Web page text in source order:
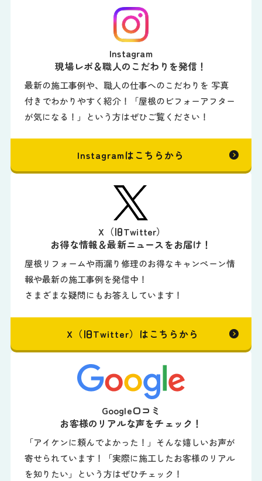
Instagram
現場レポ＆職人のこだわりを発信！
最新の施工事例や、職人の仕事へのこだわりを 写真
付きでわかりやすく紹介！「屋根のビフォーアフター
が気になる！」という方はぜひご覧ください！
Instagramはこちらから
X（旧Twitter）
お得な情報＆最新ニュースをお届け！
屋根リフォームや雨漏り修理のお得なキャンペーン情
報や最新の施工事例を発信中！
さまざまな疑問にもお答えしています！
X（旧Twitter）はこちらから
Google口コミ
お客様のリアルな声をチェック！
「アイケンに頼んでよかった！」そんな嬉しいお声が
寄せられています！「実際に施工したお客様のリアル
を知りたい」という方はぜひチェック！